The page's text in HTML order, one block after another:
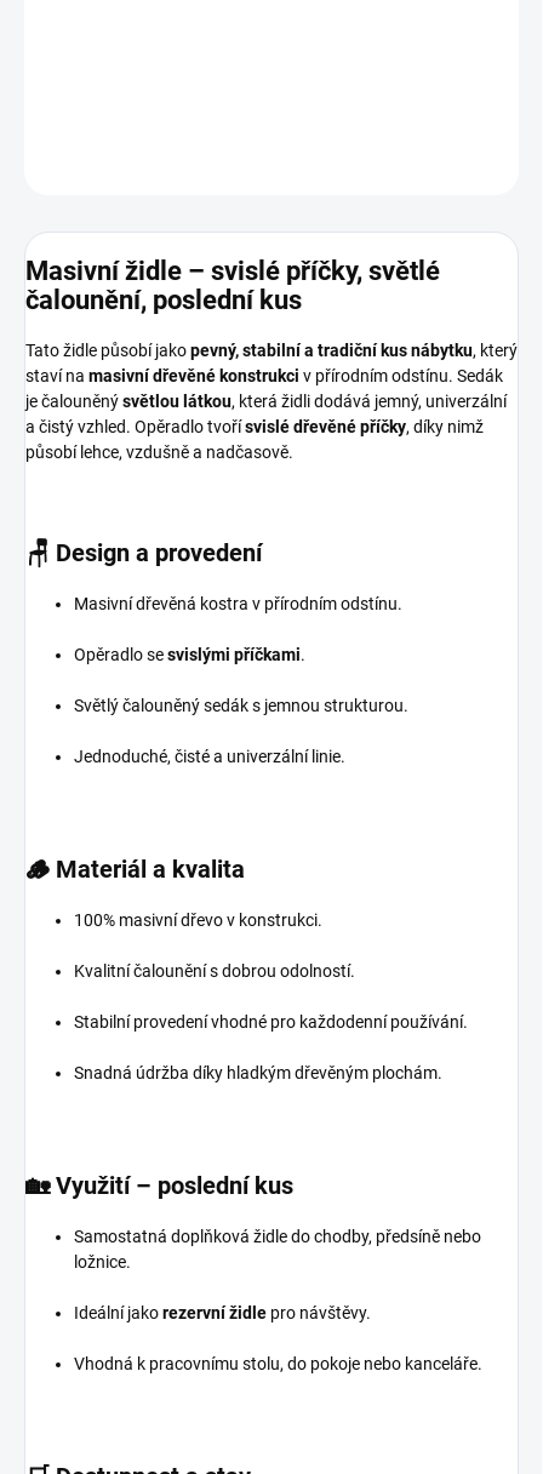
Masivní židle – svislé příčky, světlé
čalounění, poslední kus
Tato židle působí jakopevný, stabilní a tradiční kus nábytku, který
staví na masivní dřevěné konstrukci v přírodním odstínu. Sedák
je čalouněnýsvětlou látkou, která židli dodává jemný, univerzální
a čistý vzhled. Opěradlo tvořísvislé dřevěné příčky, díky nimž
působí lehce, vzdušně a nadčasově.
🪑 Design a provedení
Masivní dřevěná kostra v přírodním odstínu.
Opěradlo sesvislými příčkami.
Světlý čalouněný sedák s jemnou strukturou.
Jednoduché, čisté a univerzální linie.
🪵 Materiál a kvalita
100% masivní dřevo v konstrukci.
Kvalitní čalounění s dobrou odolností.
Stabilní provedení vhodné pro každodenní používání.
Snadná údržba díky hladkým dřevěným plochám.
🏡Využití – poslední kus
Samostatná doplňková židle do chodby, předsíně nebo
ložnice.
Ideální jakorezervní židle pro návštěvy.
Vhodná k pracovnímu stolu, do pokoje nebo kanceláře.